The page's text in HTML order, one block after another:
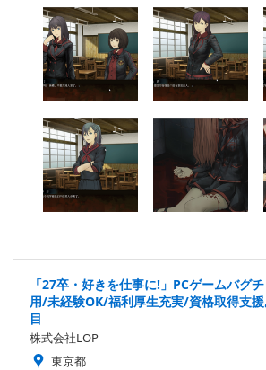
「27卒・好きを仕事に!」PCゲームバグ
用/未経験OK/福利厚生充実/資格取得支
目
株式会社LOP
東京都